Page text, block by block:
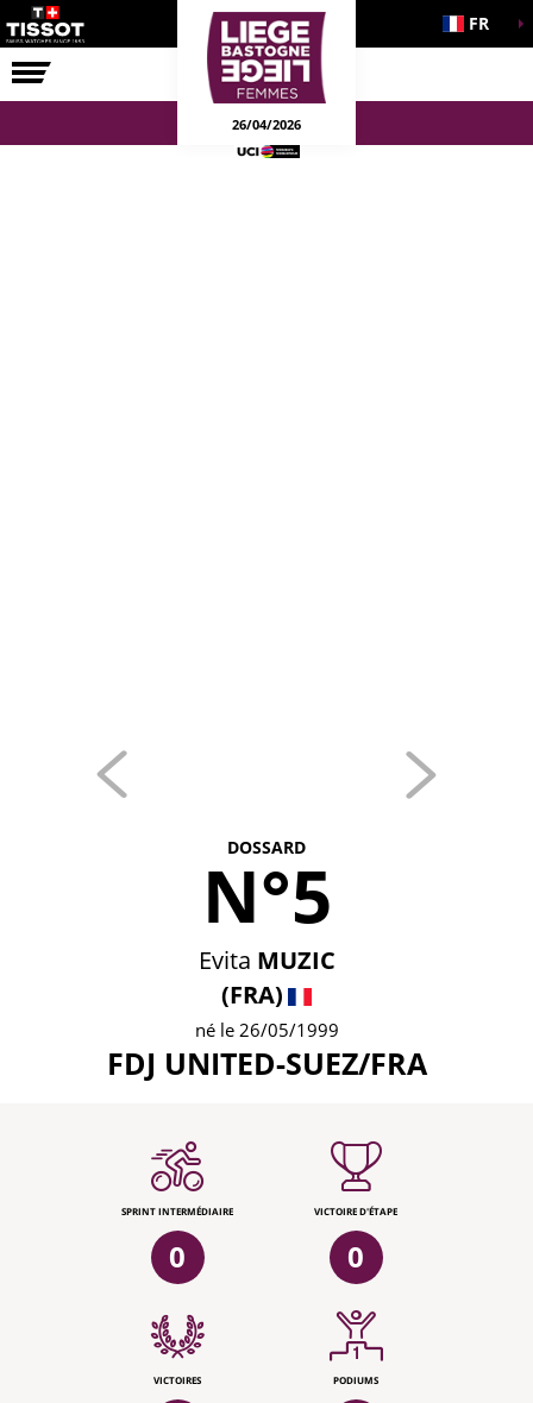
COURSE FR
26/04/2026
DOSSARD
N°5
Evita MUZIC
(FRA)
né le 26/05/1999
FDJ UNITED-SUEZ/FRA
SPRINT INTERMÉDIAIRE
0
VICTOIRE D'ÉTAPE
0
VICTOIRES PODIUMS